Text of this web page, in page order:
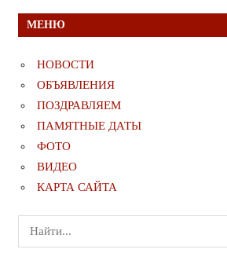
МЕНЮ
НОВОСТИ
ОБЪЯВЛЕНИЯ
ПОЗДРАВЛЯЕМ
ПАМЯТНЫЕ ДАТЫ
ФОТО
ВИДЕО
КАРТА САЙТА
Поиск
для: